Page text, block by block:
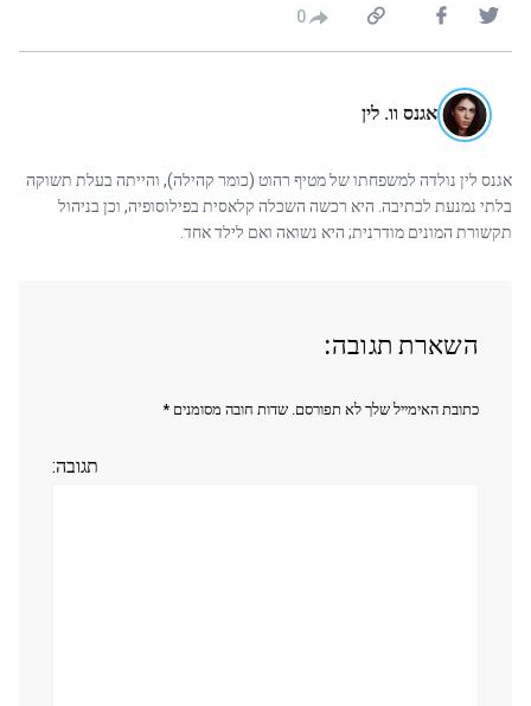
אגנס וו. לין
אגנס לין נולדה למשפחתו של מטיף רהוט (כומר קהילה), והייתה בעלת תשוקה
בלתי נמנעת לכתיבה. היא רכשה השכלה קלאסית בפילוסופיה, וכן בניהול
תקשורת המונים מודרנית; היא נשואה ואם לילד אחד.
השארת תגובה:
כתובת האימייל שלך לא תפורסם. שדות חובה מסומנים *
תגובה: